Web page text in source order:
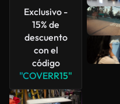
Exclusivo -
15% de
descuento
con el
código
"COVERR15"